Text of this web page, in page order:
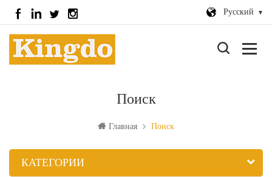
Русский
Поиск
Главная Поиск
КАТЕГОРИИ